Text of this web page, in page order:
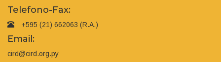
Telefono-Fax:
+595 (21) 662063 (R.A.)
Email:
cird@cird.org.py